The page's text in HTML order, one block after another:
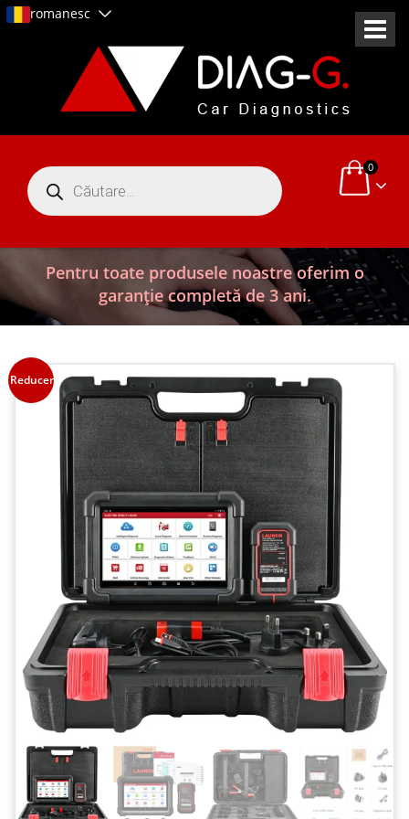
romanesc
Products
search
0
Pentru toate produsele noastre oferim o
garanție completă de 3 ani.
Reduceri!